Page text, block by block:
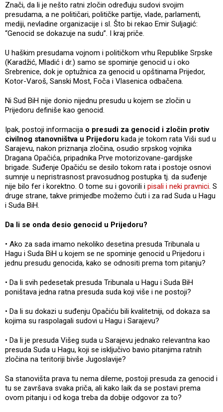
Znači, da li je nešto ratni zločin određuju sudovi svojim
presudama, a ne političari, političke partije, vlade, parlamenti,
mediji, nevladine organizacije i sl. Što bi rekao Emir Suljagić:
“Genocid se dokazuje na sudu”. I kraj priče.
U haškim presudama vojnom i političkom vrhu Republike Srpske
(Karadžić, Mladić i dr.) samo se spominje genocid u i oko
Srebrenice, dok je optužnica za genocid u opštinama Prijedor,
Kotor-Varoš, Sanski Most, Foča i Vlasenica odbačena.
Ni Sud BiH nije donio nijednu presudu u kojem se zločin u
Prijedoru definiše kao genocid.
Ipak, postoji informacija o presudi za genocid i zločin protiv
civilnog stanovništva u Prijedoru kada je tokom rata Viši sud u
Sarajevu, nakon priznanja zločina, osudio srpskog vojnika
Dragana Opačića, pripadnika Prve motorizovane-gardijske
brigade. Suđenje Opačiću se desilo tokom rata i postoje osnovi
sumnje u nepristrasnost pravosudnog postupka tj. da suđenje
nije bilo fer i korektno. O tome su i govorili i pisali i neki pravnici. S
druge strane, takve primjedbe možemo čuti i za rad Suda u Hagu
i Suda BiH.
Da li se onda desio genocid u Prijedoru?
• Ako za sada imamo nekoliko desetina presuda Tribunala u
Hagu i Suda BiH u kojem se ne spominje genocid u Prijedoru i
jednu presudu genocida, kako se odnositi prema tom pitanju?
• Da li svih pedesetak presuda Tribunala u Hagu i Suda BiH
poništava jedna ratna presuda suda koji više i ne postoji?
• Da li su dokazi u suđenju Opačiću bili kvalitetniji, od dokaza sa
kojima su raspolagali sudovi u Hagu i Sarajevu?
• Da li je presuda Višeg suda u Sarajevu jednako relevantna kao
presuda Suda u Hagu, koji se isključivo bavio pitanjima ratnih
zločina na teritoriji bivše Jugoslavije?
Sa stanovišta prava tu nema dileme, postoji presuda za genocid i
tu se završava svaka priča, ali kako laik da se postavi prema
ovom pitanju i od koga treba da dobije odgovor za to?